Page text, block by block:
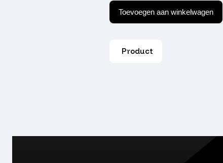
DMP
opklapbaar
zwart
speedake,
Toevoegen aan winkelwagen
Product